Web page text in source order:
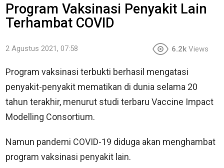
Program Vaksinasi Penyakit Lain
Terhambat COVID
2 Agustus 2021, 07:58 6.2k Views
Program vaksinasi terbukti berhasil mengatasi
penyakit-penyakit mematikan di dunia selama 20
tahun terakhir, menurut studi terbaru Vaccine Impact
Modelling Consortium.
Namun pandemi COVID-19 diduga akan menghambat
program vaksinasi penyakit lain.